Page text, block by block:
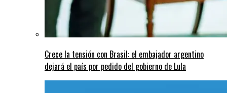
Crece la tensión con Brasil: el embajador argentino
dejará el país por pedido del gobierno de Lula